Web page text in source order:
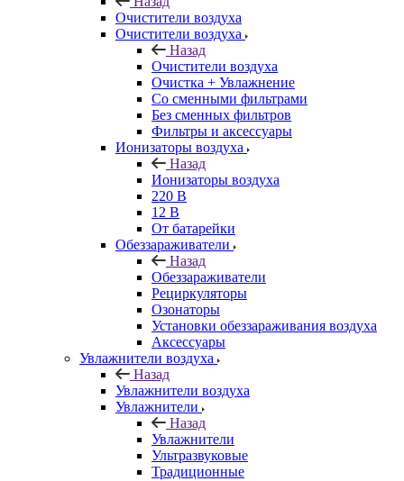
Очистители воздуха
Очистители воздуха
Назад
Очистители воздуха
Очистка + Увлажнение
Cо сменными фильтрами
Без сменных фильтров
Фильтры и аксессуары
Ионизаторы воздуха
Назад
Ионизаторы воздуха
220 В
12 В
От батарейки
Обеззараживатели
Назад
Обеззараживатели
Рециркуляторы
Озонаторы
Установки обеззараживания воздуха
Аксессуары
Увлажнители воздуха
Назад
Увлажнители воздуха
Увлажнители
Назад
Увлажнители
Ультразвуковые
Традиционные